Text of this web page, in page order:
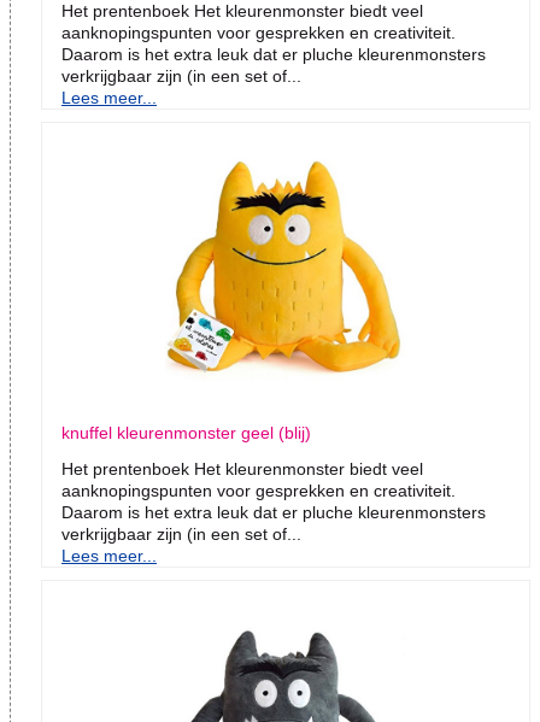
Het prentenboek Het kleurenmonster biedt veel
aanknopingspunten voor gesprekken en creativiteit.
Daarom is het extra leuk dat er pluche kleurenmonsters
verkrijgbaar zijn (in een set of...
Lees meer...
knuffel kleurenmonster geel (blij)
Het prentenboek Het kleurenmonster biedt veel
aanknopingspunten voor gesprekken en creativiteit.
Daarom is het extra leuk dat er pluche kleurenmonsters
verkrijgbaar zijn (in een set of...
Lees meer...